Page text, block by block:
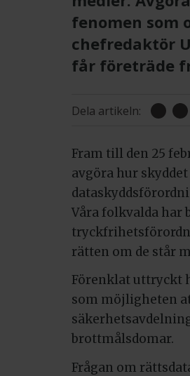
fenomen som
chefredaktör
får företräde
Dela artikeln:
Fram till den 25
avgöra hur
Våra folkvalda har
rätten om de står
Förenklat uttryckt
som möjligheten
brottmålsdomar.
Frågan om